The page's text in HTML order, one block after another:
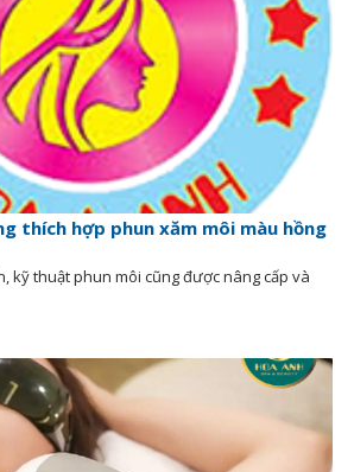
thích hợp phun xăm môi màu hồng
kỹ thuật phun môi cũng được nâng cấp và